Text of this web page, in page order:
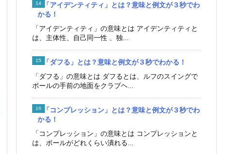
「アイデンティティ」とは？意味と例文が３秒でわ
かる！
「アイデンティティ」の意味とは アイデンティティと
は、主体性、自己同一性 、独...
「ダフる」とは？意味と例文が３秒でわかる！
「ダフる」の意味とは ダフるとは、ルフのスイングで
ボールの手前の地面をクラブヘ...
「コンプレッション」とは？意味と例文が３秒でわ
かる！
「コンプレッション」の意味とは コンプレッションと
は、ボールがどれくらい潰れる...